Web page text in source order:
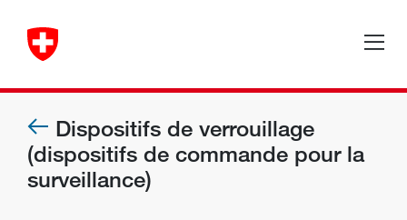
Dispositifs de verrouillage
(dispositifs de commande pour la
surveillance)